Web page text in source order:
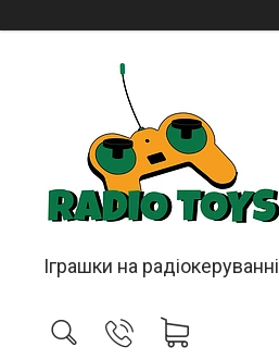
Іграшки на радіокеруванні